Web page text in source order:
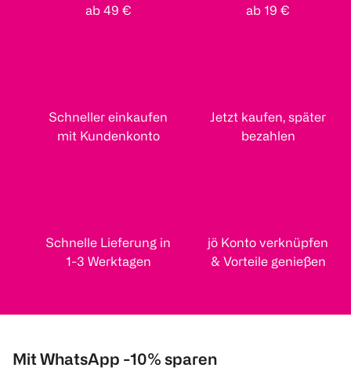
ab 49 €
ab 19 €
Schneller einkaufen
mit Kundenkonto
Jetzt kaufen, später
bezahlen
Schnelle Lieferung in
1-3 Werktagen
jö Konto verknüpfen
& Vorteile genießen
Mit WhatsApp -10% sparen